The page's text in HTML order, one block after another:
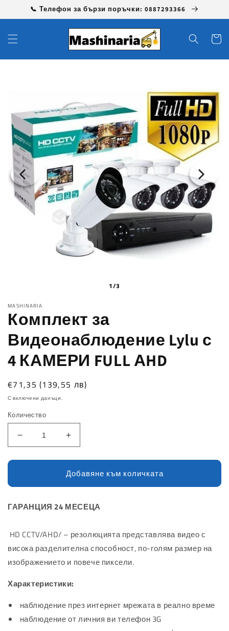
Преминаване
съдържанието
📞 Телефон за бързи поръчки: 0887293366
1/3
MASHINARIA
Комплект за
Видеонаблюдение Lylu с
4 КАМЕРИ FULL АHD
Обичайна
цена
€71,35(139,55 лв)
С включени данъци.
Количество
Намаляване
на
количеството
Видеонаблюдение
4
КАМЕРИ
FULL
АHD
Увеличаване
на
количеството
за
Видеонаблюдение
4
КАМЕРИ
Добавяне към количката
ГАРАНЦИЯ 24 МЕСЕЦА
HD CCTV/AHD/ – резолюцията представлява видео с
висока разделителна способност, по-голям размер на
изображението и повече пиксели.
Характеристики:
наблюдение през интернет мрежата в реално време
наблюдение от личния ви телефон 3G